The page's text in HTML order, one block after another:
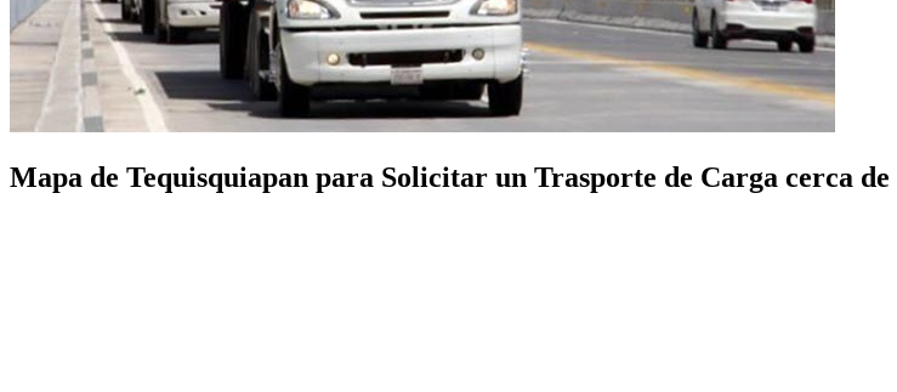
Mapa de Tequisquiapan para Solicitar un Trasporte de Carga cerca